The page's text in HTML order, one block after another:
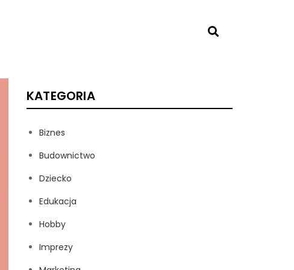
KATEGORIA
Biznes
Budownictwo
Dziecko
Edukacja
Hobby
Imprezy